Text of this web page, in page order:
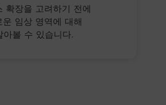
확장을 고려하기 전에
운 임상 영역에 대해
아볼 수 있습니다.